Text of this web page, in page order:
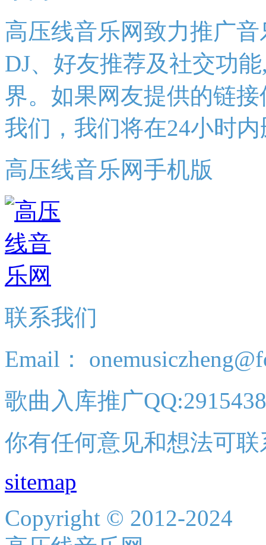
高压线音乐网致力推广
DJ、好友推荐及社交功
界。如果网友提供的链
我们，我们将在24小时
高压线音乐网手机版
联系我们
Email：
歌曲入库推广
你有任何意见和想法可
sitemap
Copyright © 2012-2024